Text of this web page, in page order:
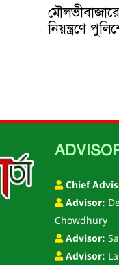
নিয়ন্ত্রণে
Chief
Advisor:
Chowdhury
Advisor:
Advisor: